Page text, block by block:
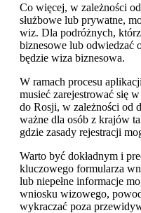
Co więcej, w zależności
służbowe lub prywatne,
wiz. Dla podróżnych,
biznesowe lub odwiedzać
będzie wiza biznesowa.
W ramach procesu
musieć zarejestrować się
do Rosji, w zależności od
ważne dla osób z krajów
gdzie zasady rejestracji
Warto być dokładnym i
kluczowego formularza
lub niepełne informacje
wniosku wizowego,
wykraczać poza